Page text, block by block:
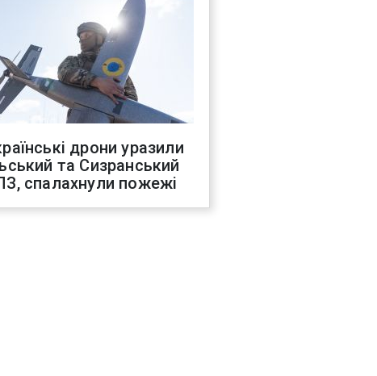
дрони уразили
та Сизранський
спалахнули пожежі